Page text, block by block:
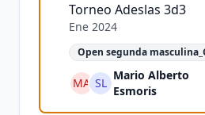
Torneo Adeslas 3d3
Ene 2024
Open segunda
MA SL
Mario Alberto
Esmoris